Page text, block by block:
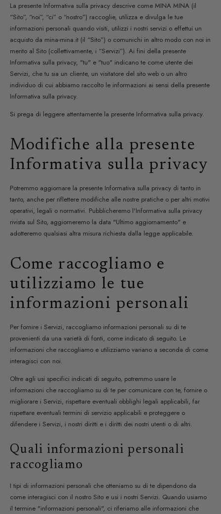
e
g
i
o
n
e
La presente Informativa sulla privacy descrive come MINA MINA (il
“Sito”, “noi”, “ci” o “nostro”) raccoglie, utilizza e divulga le tue
informazioni personali quando visiti, utilizzi i nostri servizi o effettui un
acquisto da mina-mina.it (il “Sito”) o comunichi in altro modo con noi in
merito al Sito (collettivamente, i “Servizi”). Ai fini della presente
Informativa sulla privacy, "tu" e "tuo" indicano te come utente dei
Servizi, che tu sia un cliente, un visitatore del sito web o un altro
individuo di cui abbiamo raccolto le informazioni ai sensi della presente
Informativa sulla privacy.
Si prega di leggere attentamente la presente Informativa sulla privacy.
Modifiche alla presente
Informativa sulla privacy
Potremmo aggiornare la presente Informativa sulla privacy di tanto in
tanto, anche per riflettere modifiche alle nostre pratiche o per altri motivi
operativi, legali o normativi. Pubblicheremo l'Informativa sulla privacy
rivista sul Sito, aggiorneremo la data "Ultimo aggiornamento" e
adotteremo qualsiasi altra misura richiesta dalla legge applicabile.
Come raccogliamo e
utilizziamo le tue
informazioni personali
Per fornire i Servizi, raccogliamo informazioni personali su di te
provenienti da una varietà di fonti, come indicato di seguito. Le
informazioni che raccogliamo e utilizziamo variano a seconda di come
interagisci con noi.
Oltre agli usi specifici indicati di seguito, potremmo usare le
informazioni che raccogliamo su di te per comunicare con te, fornire o
migliorare i Servizi, rispettare eventuali obblighi legali applicabili, far
rispettare eventuali termini di servizio applicabili e proteggere o
difendere i Servizi, i nostri diritti e i diritti dei nostri utenti o di altri.
Quali informazioni personali
raccogliamo
I tipi di informazioni personali che otteniamo su di te dipendono da
come interagisci con il nostro Sito e usi i nostri Servizi. Quando usiamo
il termine "informazioni personali", ci riferiamo alle informazioni che